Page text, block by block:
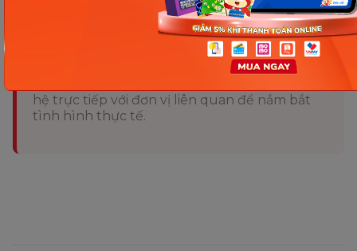
Thông tin trong bài viết được tổng hợp nhằm
mục đích tham khảo và có thể thay đổi mà
không cần báo trước. Quý khách vui lòng
hệ trực tiếp với đơn vị liên quan để nắm bắt
tình hình thực tế.